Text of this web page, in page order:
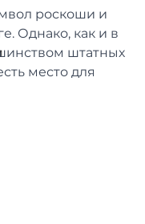
роскоши и
Однако, как и в
штатных
место для